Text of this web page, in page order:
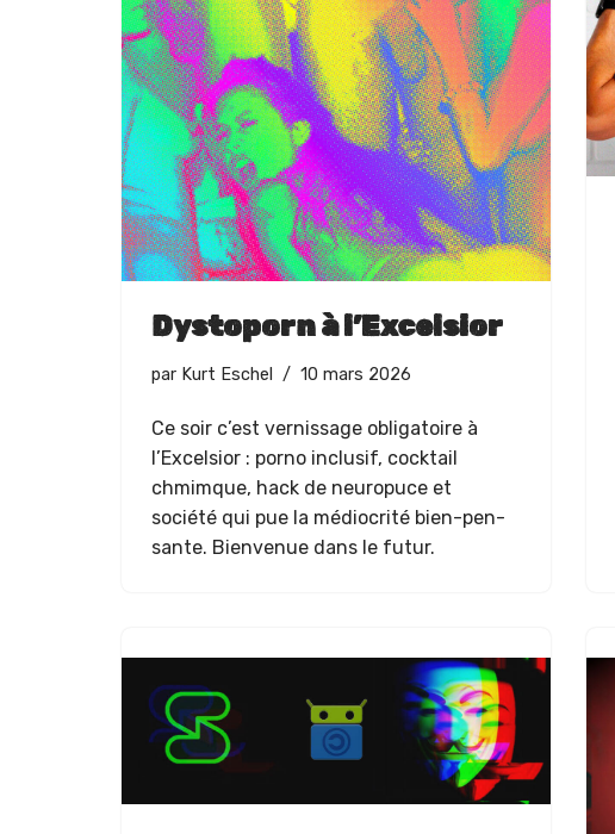
Dystoporn à l’Excelsior
par Kurt Eschel 10 mars 2026
Ce soir c’est vernissage oblig­a­toire à
l’Excelsior : porno inclusif, cock­tail
chmimque, hack de neu­rop­uce et
société qui pue la médi­ocrité bien-pen­
sante. Bien­v­enue dans le futur.